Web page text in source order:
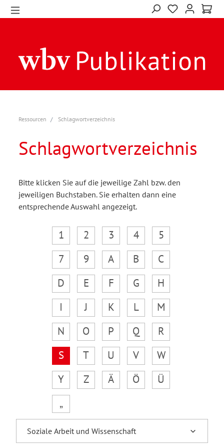
Ressourcen Schlagwortverzeichnis
Schlagwortverzeichnis
Bitte klicken Sie auf die jeweilige Zahl bzw. den
jeweiligen Buchstaben. Sie erhalten dann eine
entsprechende Auswahl angezeigt.
1 2 3 4
5
7
9 A B
C
D
E F G
H
I
J K L
M
N
O P Q
R
S
T U V
W
Y
Z Ä Ö
Ü
„